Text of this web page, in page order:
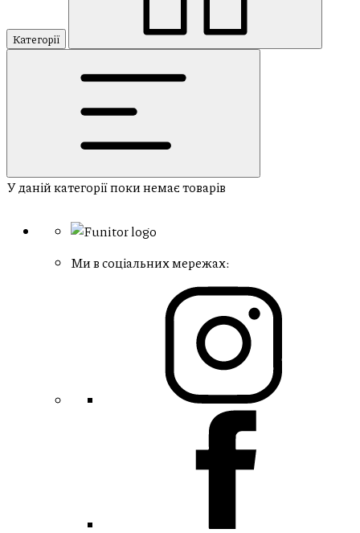
Категорії
У даній категорії поки немає товарів
Ми в соціальних мережах: